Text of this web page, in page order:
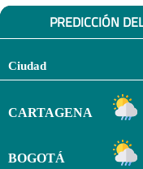
PREDICCIÓN
Ciudad
CARTAGENA
BOGOTÁ